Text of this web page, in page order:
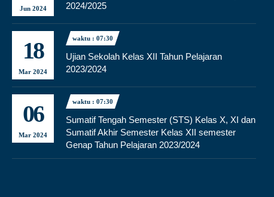
Jun 2024
2024/2025
18
Mar 2024
waktu : 07:30
Ujian Sekolah Kelas XII Tahun Pelajaran
2023/2024
06
Mar 2024
waktu : 07:30
Sumatif Tengah Semester (STS) Kelas X, XI dan
Sumatif Akhir Semester Kelas XII semester
Genap Tahun Pelajaran 2023/2024